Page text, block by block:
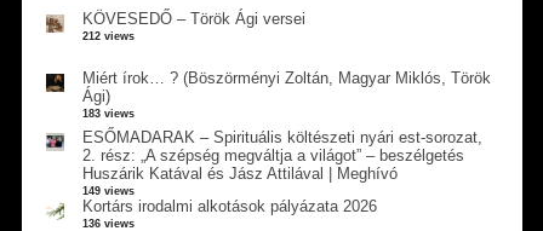
KÖVESEDŐ – Török Ági versei
212 views
Miért írok… ? (Böszörményi Zoltán, Magyar Miklós, Török
Ági)
183 views
ESŐMADARAK – Spirituális költészeti nyári est-sorozat,
2. rész: „A szépség megváltja a világot” – beszélgetés
Huszárik Katával és Jász Attilával | Meghívó
149 views
Kortárs irodalmi alkotások pályázata 2026
136 views